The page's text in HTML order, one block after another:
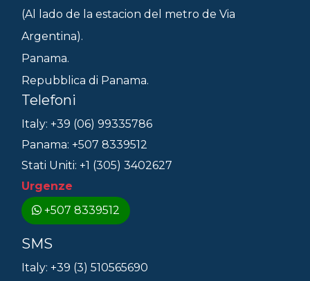
(Al lado de la estacion del metro de Via
Argentina).
Panama.
Repubblica di Panama.
Telefoni
Italy: +39 (06) 99335786
Panama: +507 8339512
Stati Uniti: +1 (305) 3402627
Urgenze
+507 8339512
SMS
Italy: +39 (3) 510565690